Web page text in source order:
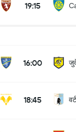
19:15
16:00
18:45